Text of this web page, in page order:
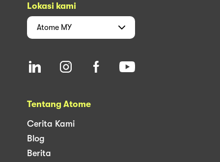
Lokasi kami
Atome MY
Tentang Atome
Cerita Kami
Blog
Berita